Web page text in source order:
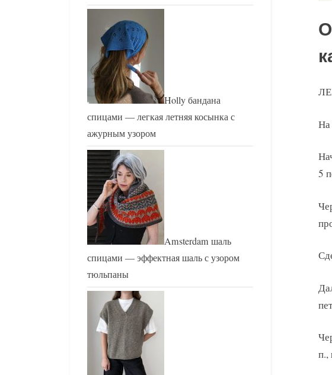
На
5
п.,
Holly бандана
спицами — легкая летняя косынка с
ажурным узором
Amsterdam шаль
спицами — эффектная шаль с узором
тюльпаны